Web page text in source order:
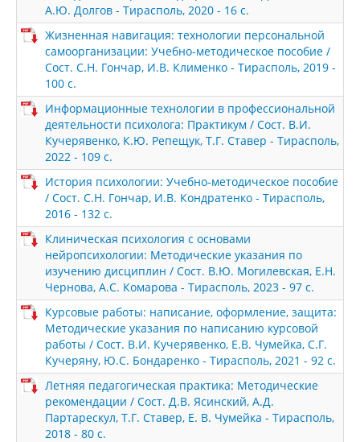
А.Ю. Долгов - Тирасполь, 2020 - 16 с.
Жизненная навигация: технологии персональной
самоорганизации: Учебно-методическое пособие /
Сост. С.Н. Гончар, И.В. Клименко - Тирасполь, 2019 -
100 с.
Информационные технологии в профессиональной
деятельности психолога: Практикум / Сост. В.И.
Кучерявенко, К.Ю. Репещук, Т.Г. Ставер - Тирасполь,
2022 - 109 с.
История психологии: Учебно-методическое пособие
/ Сост. С.Н. Гончар, И.В. Кондратенко - Тирасполь,
2016 - 132 с.
Клиническая психология с основами
нейропсихологии: Методические указания по
изучению дисциплин / Сост. В.Ю. Могилевская, Е.Н.
Чернова, А.С. Комарова - Тирасполь, 2023 - 97 с.
Курсовые работы: написание, оформление, защита:
Методические указания по написанию курсовой
работы / Сост. В.И. Кучерявенко, Е.В. Чумейка, С.Г.
Кучеряну, Ю.С. Бондаренко - Тирасполь, 2021 - 92 с.
Летняя педагогическая практика: Методические
рекомендации / Сост. Д.В. Ясинский, А.Д.
Партарескул, Т.Г. Ставер, Е. В. Чумейка - Тирасполь,
2018 - 80 с.